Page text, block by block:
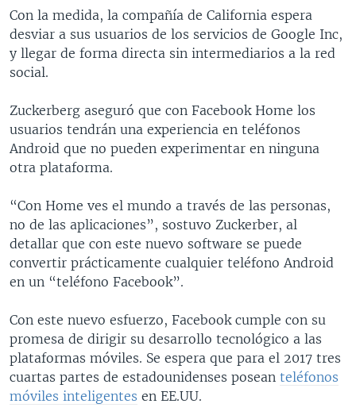
Con la medida, la compañía de California espera
desviar a sus usuarios de los servicios de Google Inc,
y llegar de forma directa sin intermediarios a la red
social.
Zuckerberg aseguró que con Facebook Home los
usuarios tendrán una experiencia en teléfonos
Android que no pueden experimentar en ninguna
otra plataforma.
“Con Home ves el mundo a través de las personas,
no de las aplicaciones”, sostuvo Zuckerber, al
detallar que con este nuevo software se puede
convertir prácticamente cualquier teléfono Android
en un “teléfono Facebook”.
Con este nuevo esfuerzo, Facebook cumple con su
promesa de dirigir su desarrollo tecnológico a las
plataformas móviles. Se espera que para el 2017 tres
cuartas partes de estadounidenses posean teléfonos
móviles inteligentes en EE.UU.